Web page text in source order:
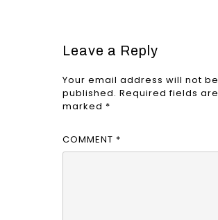
Leave a Reply
Your email address will not be
published. Required fields are
marked *
COMMENT *